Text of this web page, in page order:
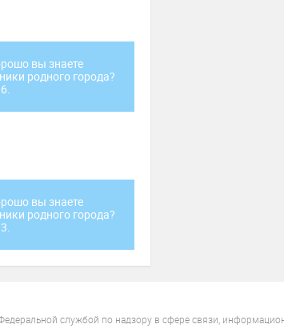
вы знаете
родного города?
вы знаете
родного города?
службой по надзору в сфере связи,